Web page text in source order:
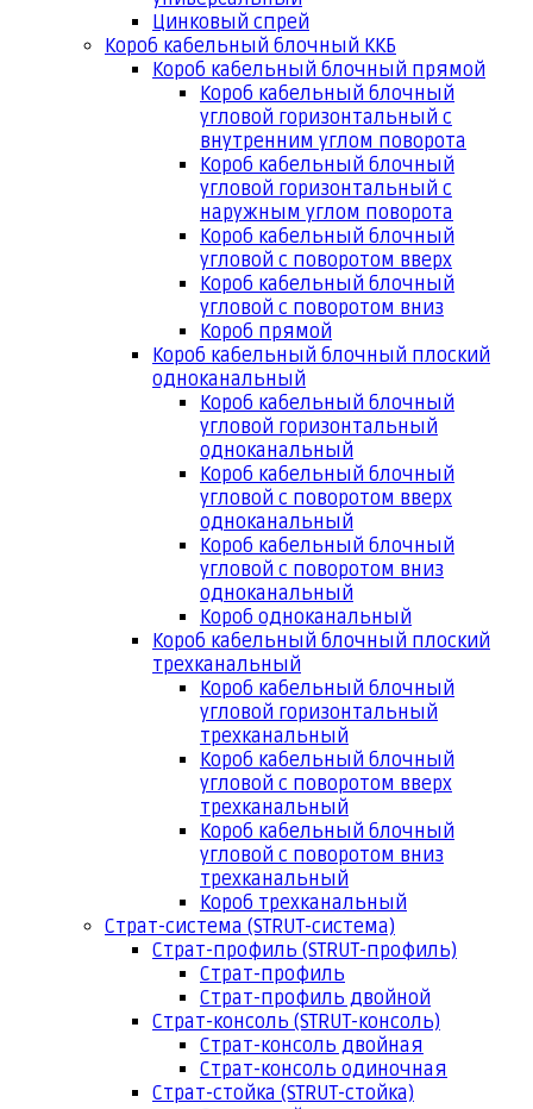
Цинковый спрей
Короб кабельный блочный ККБ
Короб кабельный блочный прямой
Короб кабельный блочный
угловой горизонтальный с
внутренним углом поворота
Короб кабельный блочный
угловой горизонтальный с
наружным углом поворота
Короб кабельный блочный
угловой с поворотом вверх
Короб кабельный блочный
угловой с поворотом вниз
Короб прямой
Короб кабельный блочный плоский
одноканальный
Короб кабельный блочный
угловой горизонтальный
одноканальный
Короб кабельный блочный
угловой с поворотом вверх
одноканальный
Короб кабельный блочный
угловой с поворотом вниз
одноканальный
Короб одноканальный
Короб кабельный блочный плоский
трехканальный
Короб кабельный блочный
угловой горизонтальный
трехканальный
Короб кабельный блочный
угловой с поворотом вверх
трехканальный
Короб кабельный блочный
угловой с поворотом вниз
трехканальный
Короб трехканальный
Страт-система (STRUT-система)
Страт-профиль (STRUT-профиль)
Страт-профиль
Страт-профиль двойной
Страт-консоль (STRUT-консоль)
Страт-консоль двойная
Страт-консоль одиночная
Страт-стойка (STRUT-стойка)